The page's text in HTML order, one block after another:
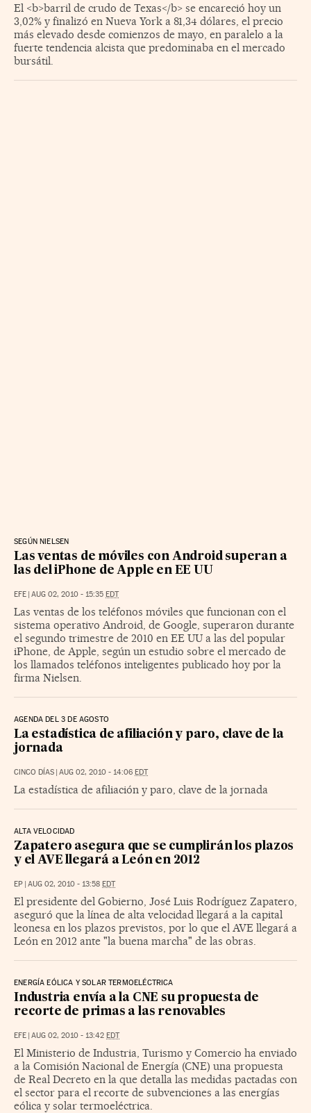
El <b>barril de crudo de Texas</b> se encareció hoy un
3,02% y finalizó en Nueva York a 81,34 dólares, el precio
más elevado desde comienzos de mayo, en paralelo a la
fuerte tendencia alcista que predominaba en el mercado
bursátil.
SEGÚN NIELSEN
Las ventas de móviles con Android superan a
las del iPhone de Apple en EE UU
EFE | AUG 02, 2010 - 15:35 EDT
Las ventas de los teléfonos móviles que funcionan con el
sistema operativo Android, de Google, superaron durante
el segundo trimestre de 2010 en EE UU a las del popular
iPhone, de Apple, según un estudio sobre el mercado de
los llamados teléfonos inteligentes publicado hoy por la
firma Nielsen.
AGENDA DEL 3 DE AGOSTO
La estadística de afiliación y paro, clave de la
jornada
CINCO DÍAS | AUG 02, 2010 - 14:06 EDT
La estadística de afiliación y paro, clave de la jornada
ALTA VELOCIDAD
Zapatero asegura que se cumplirán los plazos
y el AVE llegará a León en 2012
EP | AUG 02, 2010 - 13:58 EDT
El presidente del Gobierno, José Luis Rodríguez Zapatero,
aseguró que la línea de alta velocidad llegará a la capital
leonesa en los plazos previstos, por lo que el AVE llegará a
León en 2012 ante "la buena marcha" de las obras.
ENERGÍA EÓLICA Y SOLAR TERMOELÉCTRICA
Industria envía a la CNE su propuesta de
recorte de primas a las renovables
EFE | AUG 02, 2010 - 13:42 EDT
El Ministerio de Industria, Turismo y Comercio ha enviado
a la Comisión Nacional de Energía (CNE) una propuesta
de Real Decreto en la que detalla las medidas pactadas con
el sector para el recorte de subvenciones a las energías
eólica y solar termoeléctrica.